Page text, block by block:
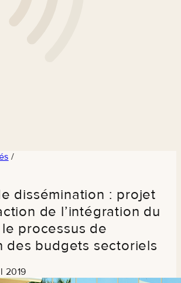
/
dissémination : projet
de l’intégration du
processus de
des budgets sectoriels
2019